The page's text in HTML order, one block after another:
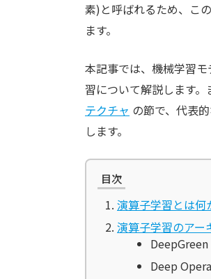
素)と呼ばれるため、こ
ます。
本記事では、機械学習
習について解説します。
テクチャ の節で、代表
します。
目次
演算子学習とは何
演算子学習のアー
DeepGreen
Deep